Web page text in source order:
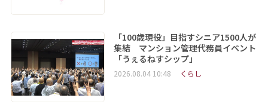
「100歳現役」目指すシニア1500人が
集結 マンション管理代務員イベント
「うぇるねすシップ」
2026.08.04 10:48 くらし